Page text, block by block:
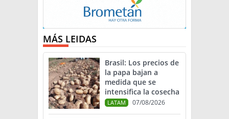
MÁS LEIDAS
Brasil: Los precios de
la papa bajan a
medida que se
intensifica la cosecha
LATAM 07/08/2026